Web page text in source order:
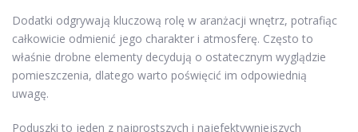
Dodatki odgrywają kluczową rolę w aranżacji wnętrz, potrafiąc
całkowicie odmienić jego charakter i atmosferę. Często to
właśnie drobne elementy decydują o ostatecznym wyglądzie
pomieszczenia, dlatego warto poświęcić im odpowiednią
uwagę.
Poduszki to jeden z najprostszych i najefektywniejszych